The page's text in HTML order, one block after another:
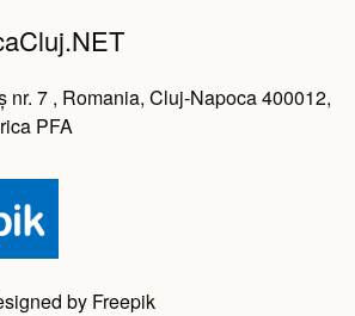
nr. 7 , Romania, Cluj-Napoca 400012,
PFA
by Freepik